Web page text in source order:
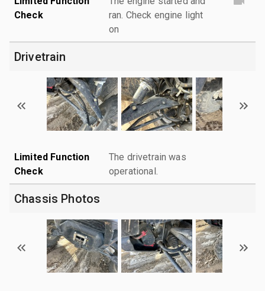
Check
ran. Check engine light
on
Drivetrain
Limited Function
Check
The drivetrain was
operational.
Chassis Photos